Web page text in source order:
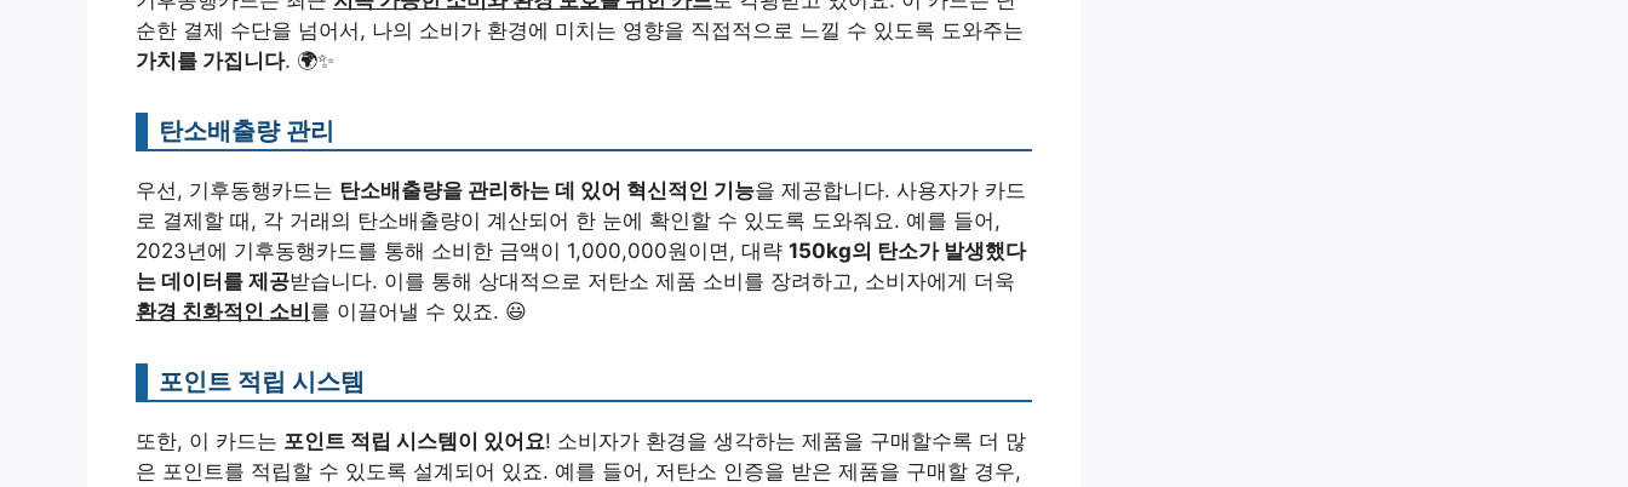
순한 결제 수단을 넘어서, 나의 소비가 환경에 미치는 영향을 직접적으로 느낄 수 있도록 도와주는
가치를 가집니다. 🌍✨
탄소배출량 관리
우선, 기후동행카드는 탄소배출량을 관리하는 데 있어 혁신적인 기능을 제공합니다. 사용자가 카드
로 결제할 때, 각 거래의 탄소배출량이 계산되어 한 눈에 확인할 수 있도록 도와줘요. 예를 들어,
2023년에 기후동행카드를 통해 소비한 금액이 1,000,000원이면, 대략 150kg의 탄소가 발생했다
는 데이터를 제공받습니다. 이를 통해 상대적으로 저탄소 제품 소비를 장려하고, 소비자에게 더욱
환경 친화적인 소비를 이끌어낼 수 있죠. 😃
포인트 적립 시스템
또한, 이 카드는 포인트 적립 시스템이 있어요! 소비자가 환경을 생각하는 제품을 구매할수록 더 많
은 포인트를 적립할 수 있도록 설계되어 있죠. 예를 들어, 저탄소 인증을 받은 제품을 구매할 경우,